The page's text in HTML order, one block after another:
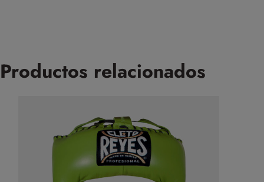
Productos relacionados